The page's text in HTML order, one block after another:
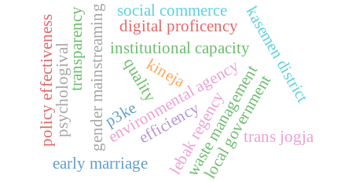
gender mainstreamingenvironmental agency
institutional capacity
waste management
p3ke
kasemen district
local government
lebak regency
efficiency
transparency digital proficency
psychologival kineja
trans jogja
policy effectiveness
social commerce
early marriage
quality